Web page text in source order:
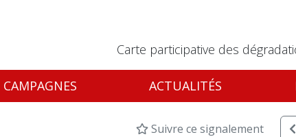
Carte participative des
CAMPAGNES ACTUALITÉS
Suivre ce signalement